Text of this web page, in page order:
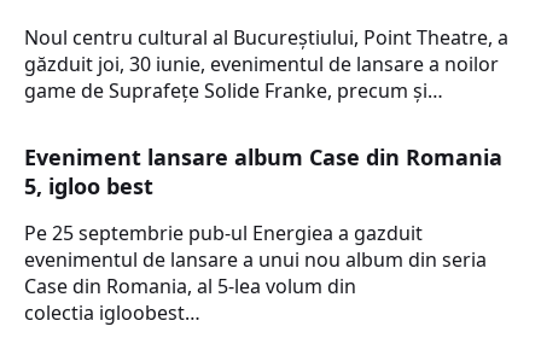
Noul centru cultural al Bucureștiului, Point Theatre, a
găzduit joi, 30 iunie, evenimentul de lansare a noilor
game de Suprafețe Solide Franke, precum și…
Eveniment lansare album Case din Romania
5, igloo best
Pe 25 septembrie pub-ul Energiea a gazduit
evenimentul de lansare a unui nou album din seria
Case din Romania, al 5-lea volum din
colectia igloobest…